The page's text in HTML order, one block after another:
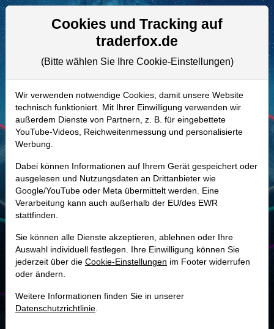
Aktien- und Artikelsuche
A1J6Y4 | FANG–Diamondback
Energy Aktie
Realtime-Aktienkurs:
- - -
-
Marktkapitalisierung 52,66 Mrd. USD
Unternehmenswert
Umsatz 14,93 Mrd. USD
84.5 %
Cookies und Tracking auf
traderfox.de
(Bitte wählen Sie Ihre Cookie-Einstellungen)
Wir verwenden notwendige Cookies, damit unsere Website
technisch funktioniert. Mit Ihrer Einwilligung verwenden wir
außerdem Dienste von Partnern, z. B. für eingebettete
YouTube-Videos, Reichweitenmessung und personalisierte
Werbung.
Dabei können Informationen auf Ihrem Gerät gespeichert oder
ausgelesen und Nutzungsdaten an Drittanbieter wie
Google/YouTube oder Meta übermittelt werden. Eine
Verarbeitung kann auch außerhalb der EU/des EWR
stattfinden.
Sie können alle Dienste akzeptieren, ablehnen oder Ihre
Auswahl individuell festlegen. Ihre Einwilligung können Sie
jederzeit über die Cookie-Einstellungen im Footer widerrufen
oder ändern.
Weitere Informationen finden Sie in unserer
Datenschutzrichtlinie.